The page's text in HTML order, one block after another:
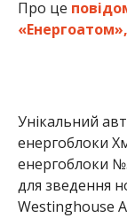
Про це
«Енергоатом»,
Унікальний
енергоблоки
енергоблоки
для зведення
Westinghouse